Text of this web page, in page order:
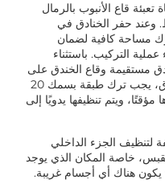
قاع الأنبوب بالرمال
وعند حفر الخنادق في
مساحة كافية لضمان
التركيب. باستثناء
مستقيمة وقاع الخندق على
مستوى واحد. وعند الحفر الآلي للخنادق، يجب ترك طبقة بسمك 20
مؤقتًا، ويتم تنظيفها يدويًا إلى
الجزء الداخلي
خاصة المكان الذي يوجد
يكون هناك أي أجسام غريبة.